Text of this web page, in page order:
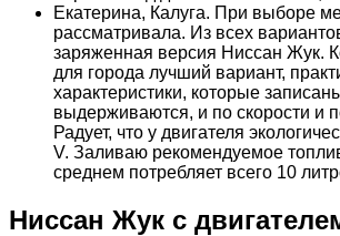
Екатерина, Калуга. При выборе
рассматривала. Из всех
заряженная версия Ниссан Жук.
для города лучший вариант,
характеристики, которые
выдерживаются, и по скорости и
Радует, что у двигателя
V. Заливаю рекомендуемое
среднем потребляет всего 10
Ниссан Жук с